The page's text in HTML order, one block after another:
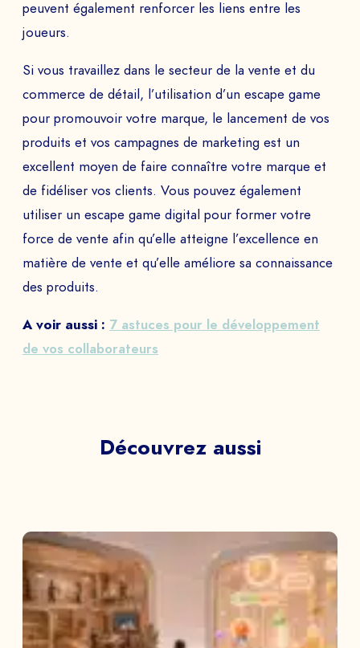
peuvent également renforcer les liens entre les
joueurs.
Si vous travaillez dans le secteur de la vente et du
commerce de détail, l’utilisation d’un escape game
pour promouvoir votre marque, le lancement de vos
produits et vos campagnes de marketing est un
excellent moyen de faire connaître votre marque et
de fidéliser vos clients. Vous pouvez également
utiliser un escape game digital pour former votre
force de vente afin qu’elle atteigne l’excellence en
matière de vente et qu’elle améliore sa connaissance
des produits.
A voir aussi : 7 astuces pour le développement
de vos collaborateurs
Découvrez aussi